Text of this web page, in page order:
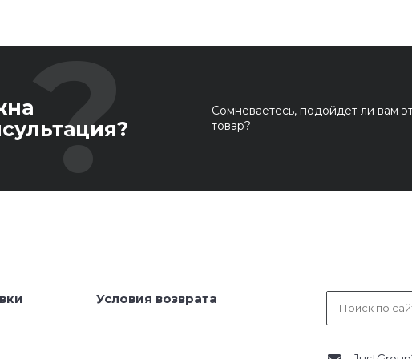
Сомневаетесь, подойдет ли вам
товар?
Условия возврата